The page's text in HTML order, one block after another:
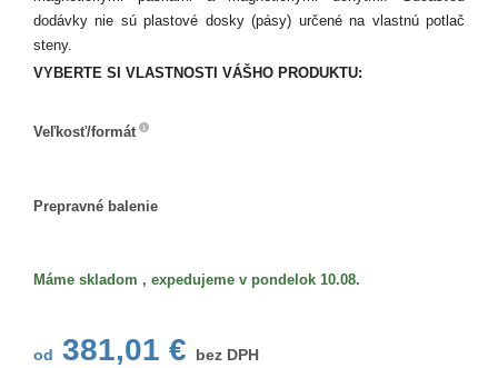
dodávky nie sú plastové dosky (pásy) určené na vlastnú potlač
steny.
VYBERTE SI VLASTNOSTI VÁŠHO PRODUKTU:
Veľkosť/formát
Prepravné balenie
Máme skladom , expedujeme v pondelok 10.08.
od 381,01 €
bez DPH